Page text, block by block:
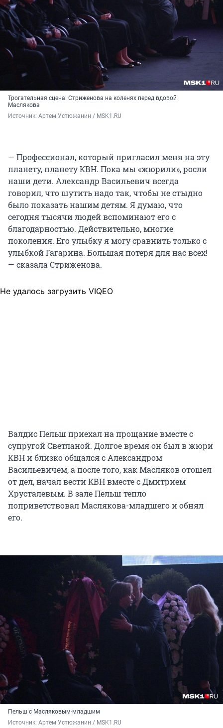
Трогательная сцена: Стриженова на коленях перед вдовой
Маслякова
Источник: Артем Устюжанин / MSK1.RU
— Профессионал, который пригласил меня на эту
планету, планету КВН. Пока мы «жюрили», росли
наши дети. Александр Васильевич всегда
говорил, что шутить надо так, чтобы не стыдно
было показать нашим детям. Я думаю, что
сегодня тысячи людей вспоминают его с
благодарностью. Действительно, многие
поколения. Его улыбку я могу сравнить только с
улыбкой Гагарина. Большая потеря для нас всех!
— сказала Стриженова.
Не удалось загрузить VIQEO
Валдис Пельш приехал на прощание вместе с
супругой Светланой. Долгое время он был в жюри
КВН и близко общался с Александром
Васильевичем, а после того, как Масляков отошел
от дел, начал вести КВН вместе с Дмитрием
Хрусталевым. В зале Пельш тепло
поприветствовал Маслякова-младшего и обнял
его.
Пельш с Масляковым-младшим
Источник: Артем Устюжанин / MSK1.RU